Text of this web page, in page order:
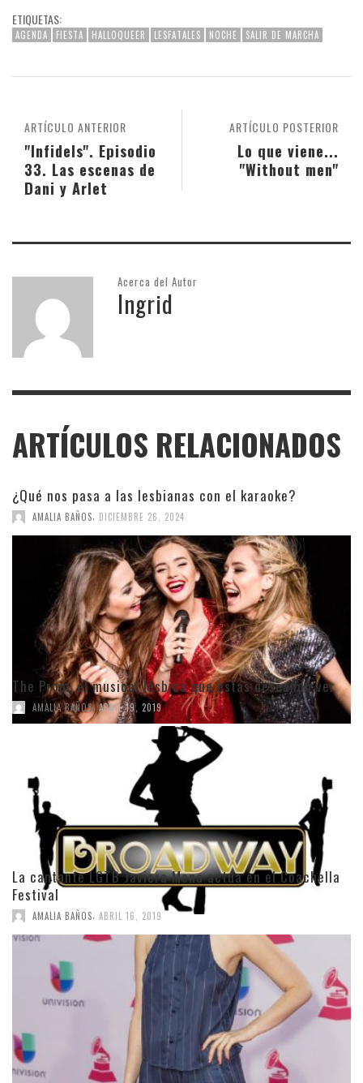
ETIQUETAS:
AGENDA FIESTA HALLOQUEER LESFATALES NOCHE SALIR DE MARCHA
ARTÍCULO POSTERIOR
Lo que viene...
"Without men"
ARTÍCULO ANTERIOR
"Infidels". Episodio
33. Las escenas de
Dani y Arlet
Acerca del Autor
Ingrid
ARTÍCULOS RELACIONADOS
¿Qué nos pasa a las lesbianas con el karaoke?
AMALIA BAÑOS DICIEMBRE 26, 2024
The Prom, el musical lésbico que estás deseando ver
AMALIA BAÑOS, ABRIL 19, 2019
La cantante LGTB Javiera Mena actúa en el Coachella
Festival
AMALIA BAÑOS ABRIL 16, 2019